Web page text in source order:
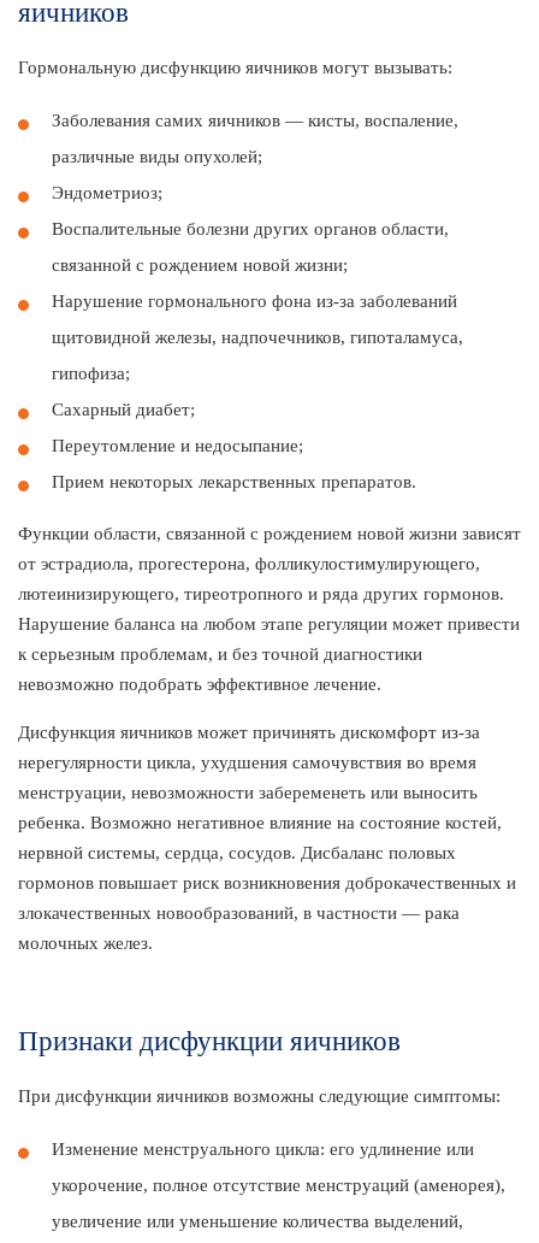
яичников
Гормональную дисфункцию яичников могут вызывать:
Заболевания самих яичников — кисты, воспаление,
различные виды опухолей;
Эндометриоз;
Воспалительные болезни других органов области,
связанной с рождением новой жизни;
Нарушение гормонального фона из-за заболеваний
щитовидной железы, надпочечников, гипоталамуса,
гипофиза;
Сахарный диабет;
Переутомление и недосыпание;
Прием некоторых лекарственных препаратов.
Функции области, связанной с рождением новой жизни зависят
от эстрадиола, прогестерона, фолликулостимулирующего,
лютеинизирующего, тиреотропного и ряда других гормонов.
Нарушение баланса на любом этапе регуляции может привести
к серьезным проблемам, и без точной диагностики
невозможно подобрать эффективное лечение.
Дисфункция яичников может причинять дискомфорт из-за
нерегулярности цикла, ухудшения самочувствия во время
менструации, невозможности забеременеть или выносить
ребенка. Возможно негативное влияние на состояние костей,
нервной системы, сердца, сосудов. Дисбаланс половых
гормонов повышает риск возникновения доброкачественных и
злокачественных новообразований, в частности — рака
молочных желез.
Признаки дисфункции яичников
При дисфункции яичников возможны следующие симптомы:
Изменение менструального цикла: его удлинение или
укорочение, полное отсутствие менструаций (аменорея),
увеличение или уменьшение количества выделений,